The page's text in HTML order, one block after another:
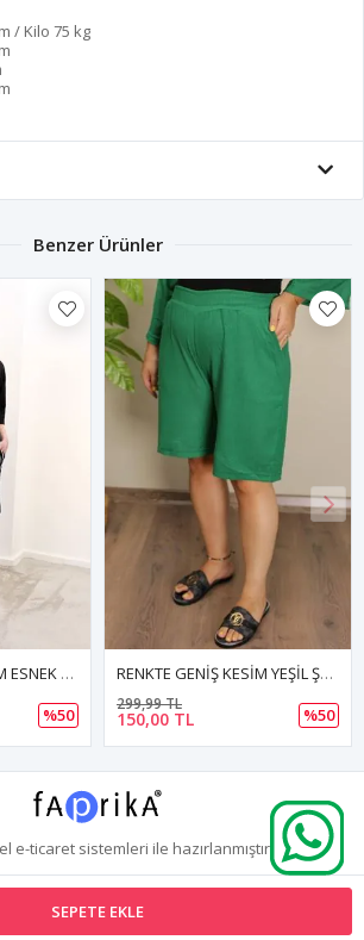
SEPETE EKLE
/ Kilo 75 kg
Benzer Ürünler
RENKTE GENİŞ KESİM ESNEK ÇİZGİLİ SİYAH ŞORT
%50
RENKTE GENİŞ KESİM YEŞİL ŞORT
150,00 TL
299,99 TL
%50
e-ticaretsistemleri ile hazırlanmıştır.